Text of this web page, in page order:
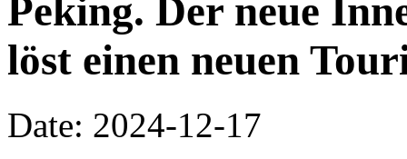
Peking. Der neue
löst einen neuen
Date: 2024-12-17